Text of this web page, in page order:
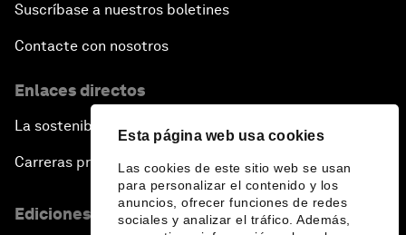
Esta página web usa cookies
Las cookies de este sitio web se usan
para personalizar el contenido y los
anuncios, ofrecer funciones de redes
sociales y analizar el tráfico. Además,
Suscríbase a nuestros boletines
Contacte con nosotros
Enlaces directos
La sostenibilidad en el Foro
Carreras profesionales
Ediciones en otros idiomas